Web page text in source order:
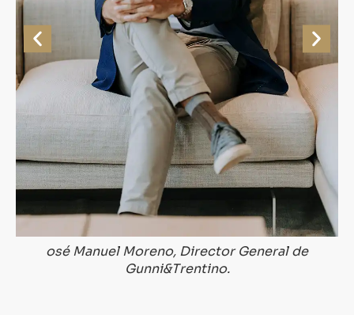
osé Manuel Moreno, Director General de
Gunni&Trentino.